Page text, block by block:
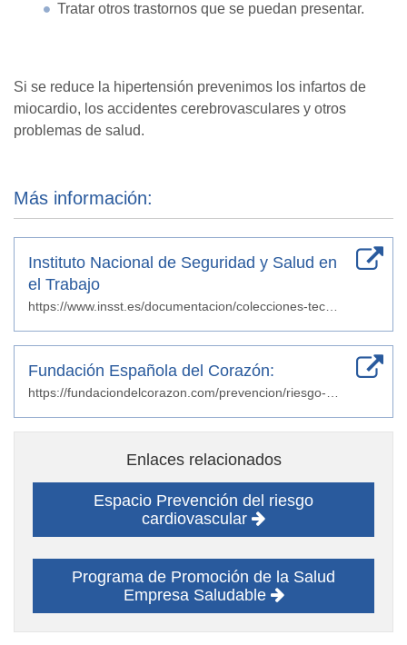
Tratar otros trastornos que se puedan presentar.
Si se reduce la hipertensión prevenimos los infartos de
miocardio, los accidentes cerebrovasculares y otros
problemas de salud.
Más información:
Instituto Nacional de Seguridad y Salud en
el Trabajo
https://www.insst.es/documentacion/colecciones-tecnicas/ntp-notas-tecnicas-de-prevencion/37-serie-ntp-numeros-1191-a-1214-ano-2024/ntp-1191-salud-cardiovascular-recomendaciones-para-su-gestion-en-el-ambito-laboral-2024
Fundación Española del Corazón:
https://fundaciondelcorazon.com/prevencion/riesgo-cardiovascular/hipertension-tension-alta.html
Enlaces relacionados
Espacio Prevención del riesgo
cardiovascular
Programa de Promoción de la Salud
Empresa Saludable